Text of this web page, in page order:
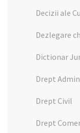
Decizii ale
Dezlegare
Dictionar
Drept
Drept Civil
Drept